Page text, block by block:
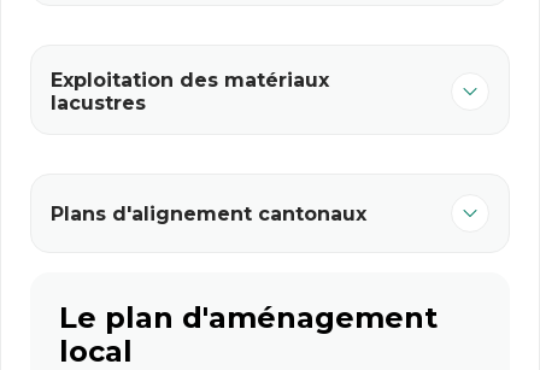
Exploitation des matériaux
lacustres
Plans d'alignement cantonaux
Le plan d'aménagement
local